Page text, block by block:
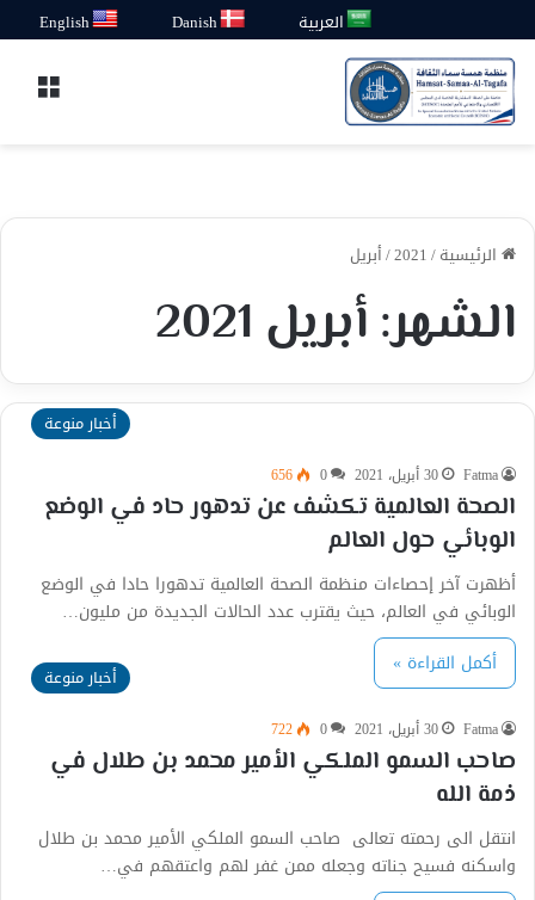
العربية Danish
English
الرئيسية/
2021
/أبريل
الشهر: أبريل 2021
أخبار منوعة
Fatma 30 أبريل، 2021 0
656
الصحة العالمية تكشف عن تدهور حاد في الوضع
الوبائي حول العالم
أظهرت آخر إحصاءات منظمة الصحة العالمية تدهورا حادا في الوضع
الوبائي في العالم، حيث يقترب عدد الحالات الجديدة من مليون…
أكمل القراءة »
أخبار منوعة
Fatma 30 أبريل، 2021 0
722
صاحب السمو الملكي الأمير محمد بن طلال في
ذمة الله
انتقل الى رحمته تعالى صاحب السمو الملكي الأمير محمد بن طلال
واسكنه فسيح جناته وجعله ممن غفر لهم واعتقهم في…